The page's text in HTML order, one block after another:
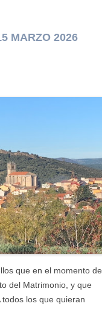
MARZO 2026
que en el momento de
del Matrimonio, y que
todos los que quieran